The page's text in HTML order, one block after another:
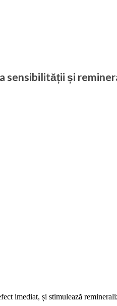
sensibilității și
imediat, și stimulează